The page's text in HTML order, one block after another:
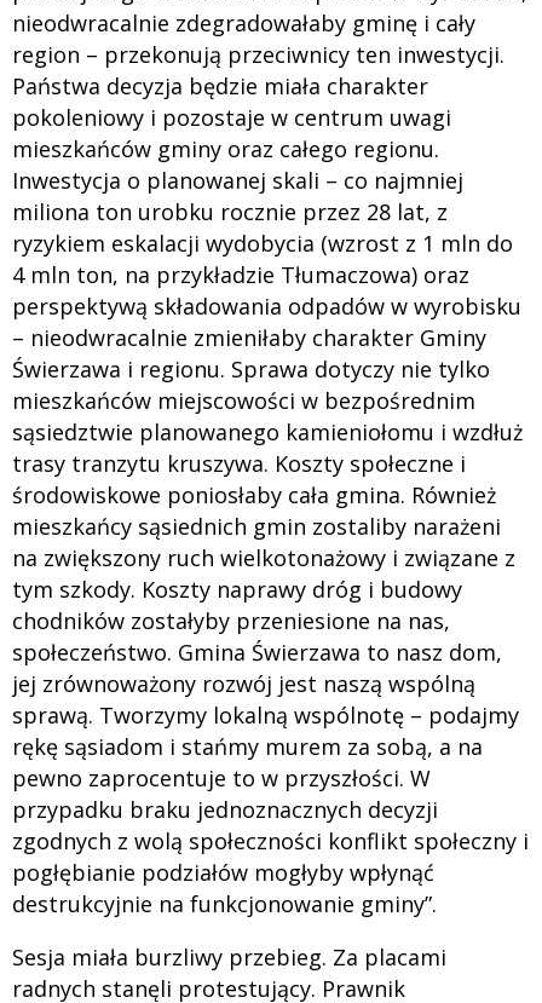
nieodwracalnie zdegradowałaby gminę i cały
region – przekonują przeciwnicy ten inwestycji.
Państwa decyzja będzie miała charakter
pokoleniowy i pozostaje w centrum uwagi
mieszkańców gminy oraz całego regionu.
Inwestycja o planowanej skali – co najmniej
miliona ton urobku rocznie przez 28 lat, z
ryzykiem eskalacji wydobycia (wzrost z 1 mln do
4 mln ton, na przykładzie Tłumaczowa) oraz
perspektywą składowania odpadów w wyrobisku
– nieodwracalnie zmieniłaby charakter Gminy
Świerzawa i regionu. Sprawa dotyczy nie tylko
mieszkańców miejscowości w bezpośrednim
sąsiedztwie planowanego kamieniołomu i wzdłuż
trasy tranzytu kruszywa. Koszty społeczne i
środowiskowe poniosłaby cała gmina. Również
mieszkańcy sąsiednich gmin zostaliby narażeni
na zwiększony ruch wielkotonażowy i związane z
tym szkody. Koszty naprawy dróg i budowy
chodników zostałyby przeniesione na nas,
społeczeństwo. Gmina Świerzawa to nasz dom,
jej zrównoważony rozwój jest naszą wspólną
sprawą. Tworzymy lokalną wspólnotę – podajmy
rękę sąsiadom i stańmy murem za sobą, a na
pewno zaprocentuje to w przyszłości. W
przypadku braku jednoznacznych decyzji
zgodnych z wolą społeczności konflikt społeczny i
pogłębianie podziałów mogłyby wpłynąć
destrukcyjnie na funkcjonowanie gminy”.
Sesja miała burzliwy przebieg. Za placami
radnych stanęli protestujący. Prawnik